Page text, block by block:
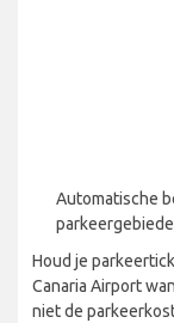
Automatische
Houd je
Canaria Airport
niet de